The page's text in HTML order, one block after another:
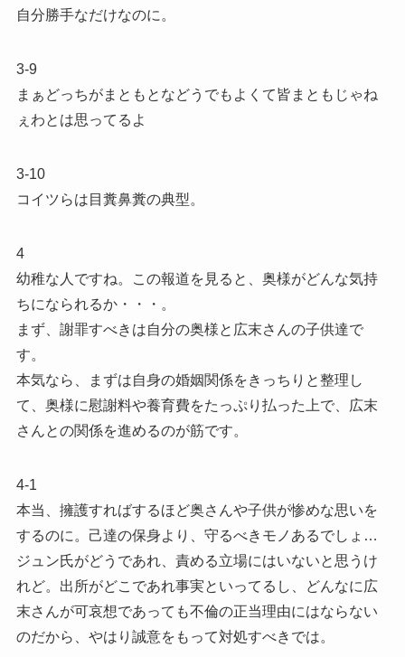
自分勝手なだけなのに。
3-9
まぁどっちがまともとなどうでもよくて皆まともじゃね
ぇわとは思ってるよ
3-10
コイツらは目糞鼻糞の典型。
4
幼稚な人ですね。この報道を見ると、奥様がどんな気持
ちになられるか・・・。
まず、謝罪すべきは自分の奥様と広末さんの子供達で
す。
本気なら、まずは自身の婚姻関係をきっちりと整理し
て、奥様に慰謝料や養育費をたっぷり払った上で、広末
さんとの関係を進めるのが筋です。
4-1
本当、擁護すればするほど奥さんや子供が惨めな思いを
するのに。己達の保身より、守るべきモノあるでしょ…
ジュン氏がどうであれ、責める立場にはいないと思うけ
れど。出所がどこであれ事実といってるし、どんなに広
末さんが可哀想であっても不倫の正当理由にはならない
のだから、やはり誠意をもって対処すべきでは。